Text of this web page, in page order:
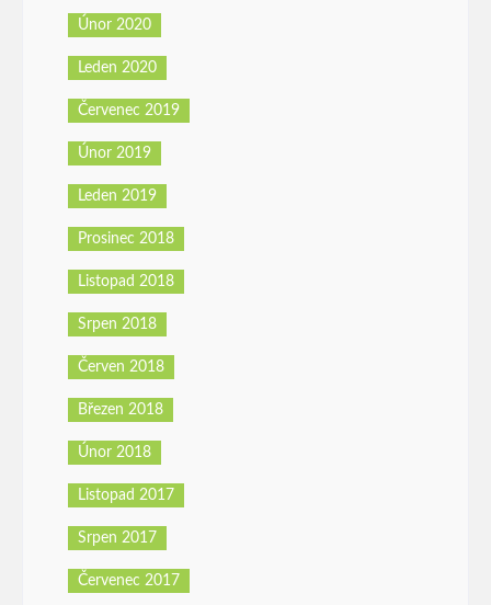
Únor 2020
Leden 2020
Červenec 2019
Únor 2019
Leden 2019
Prosinec 2018
Listopad 2018
Srpen 2018
Červen 2018
Březen 2018
Únor 2018
Listopad 2017
Srpen 2017
Červenec 2017